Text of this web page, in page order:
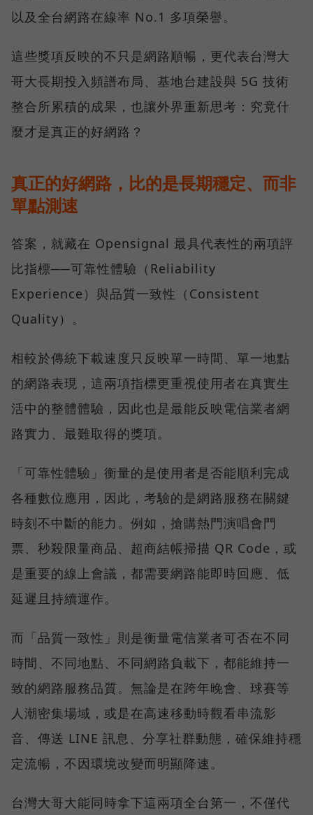
以及全台網路在線率 No.1 多項榮譽。
這些獎項反映的不只是網路順暢，更代表台灣大
哥大長期投入頻譜布局、基地台建設與 5G 技術
整合所累積的成果，也讓外界重新思考：究竟什
麼才是真正的好網路？
真正的好網路，比的是長期穩定、而非
單點測速
答案，就藏在 Opensignal 最具代表性的兩項評
比指標──可靠性體驗（Reliability
Experience）與品質一致性（Consistent
Quality）。
相較於傳統下載速度只反映單一時間、單一地點
的網路表現，這兩項指標更重視使用者在真實生
活中的整體體驗，因此也是最能反映電信業者網
路實力、最難取得的獎項。
「可靠性體驗」衡量的是使用者是否能順利完成
各種數位應用，因此，考驗的是網路服務在關鍵
時刻不中斷的能力。例如，搶購熱門演唱會門
票、秒殺限量商品、超商結帳掃描 QR Code，或
是重要的線上會議，都需要網路能即時回應、低
延遲且持續運作。
而「品質一致性」則是衡量電信業者可否在不同
時間、不同地點、不同網路負載下，都能維持一
致的網路服務品質。無論是在跨年晚會、球賽等
人潮密集場域，或是在高速移動時觀看串流影
音、傳送 LINE 訊息、分享社群動態，確保維持穩
定流暢，不因環境改變而明顯降速。
台灣大哥大能同時拿下這兩項全台第一，不僅代